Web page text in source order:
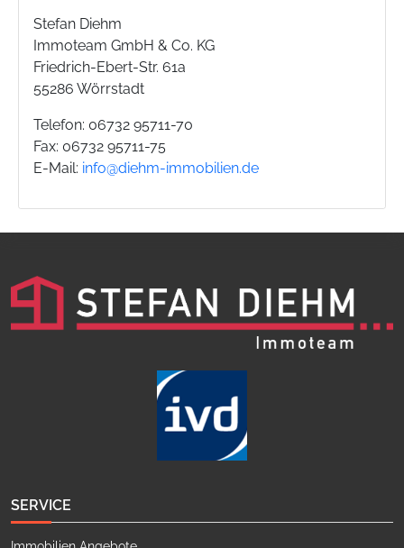
Stefan Diehm
Immoteam GmbH & Co. KG
Friedrich-Ebert-Str. 61a
55286 Wörrstadt
Telefon: 06732 95711-70
Fax: 06732 95711-75
E-Mail: info@diehm-immobilien.de
SERVICE